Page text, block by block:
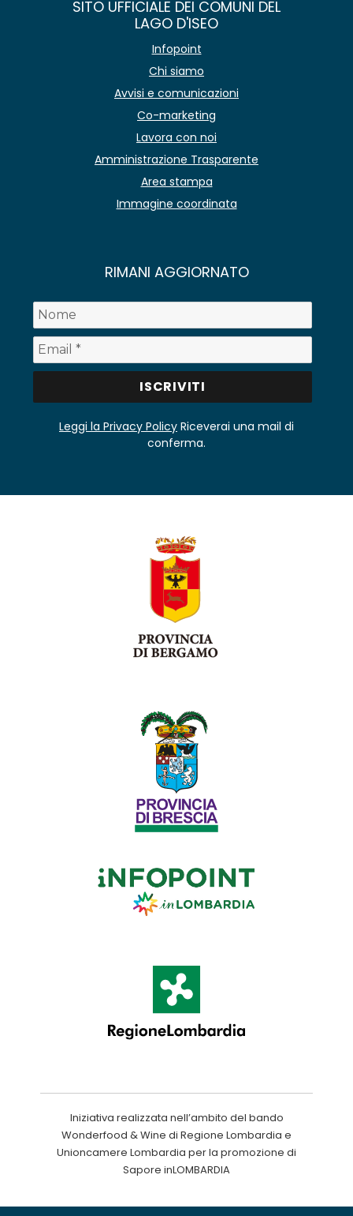
SITO UFFICIALE DEI COMUNI DEL
LAGO D'ISEO
Infopoint
Chi siamo
Avvisi e comunicazioni
Co-marketing
Lavora con noi
Amministrazione Trasparente
Area stampa
Immagine coordinata
RIMANI AGGIORNATO
Leggi la Privacy Policy Riceverai una mail di
conferma.
Iniziativa realizzata nell’ambito del bando
Wonderfood & Wine di Regione Lombardia e
Unioncamere Lombardia per la promozione di
Sapore inLOMBARDIA